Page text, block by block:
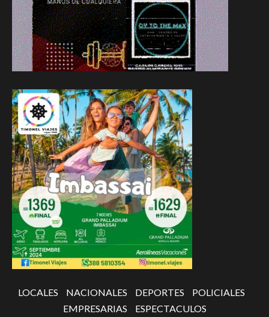
LOCALES NACIONALES DEPORTES
POLICIALES
EMPRESARIAS
ESPECTACULOS